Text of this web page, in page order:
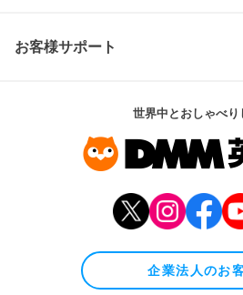
お客様サポート
世界中とおしゃべり
企業法人のお